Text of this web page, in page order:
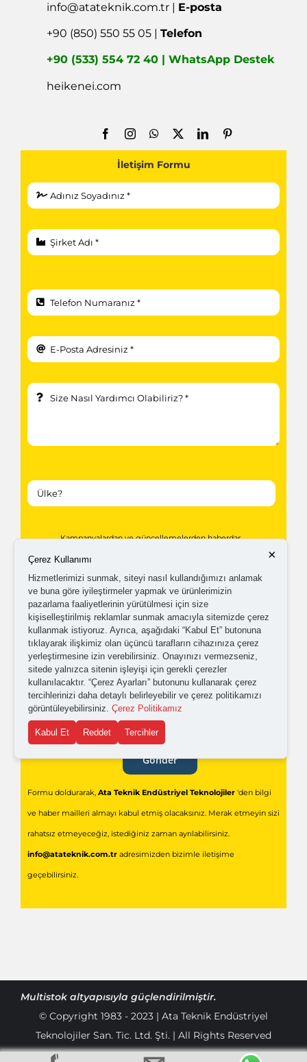
info@atateknik.com.tr | E-posta
+90 (850) 550 55 05 |Telefon
+90 (533) 554 72 40 | WhatsApp Destek
heikenei.com
İletişim Formu
Kampanyalardan ve güncellemelerden haberdar
olabilmem için tarafıma
gönderilmesini kabul ediyorum.
Kişisel verilerimin işlenmesine yönelikaydınlatma ve
açık rıza metni'ni okudum,onaylıyorum.
Gönder
Formu doldurarak, Ata Teknik Endüstriyel Teknolojiler'den bilgi
ve haber mailleri almayı kabul etmiş olacaksınız. Merak etmeyin sizi
rahatsız etmeyeceğiz, istediğiniz zaman ayrılabilirsiniz.
info@atateknik.com.tradresimizden bizimle iletişime
geçebilirsiniz.
Multistok altyapısıyla güçlendirilmiştir.
© Copyright 1983 - 2023 | Ata Teknik Endüstriyel
Teknolojiler San. Tic. Ltd. Şti. | All Rights Reserved
×
Çerez Kullanımı
Hizmetlerimizi sunmak, siteyi nasıl kullandığımızı anlamak
ve buna göre iyileştirmeler yapmak ve ürünlerimizin
pazarlama faaliyetlerinin yürütülmesi için size
kişiselleştirilmiş reklamlar sunmak amacıyla sitemizde çerez
kullanmak istiyoruz. Ayrıca, aşağıdaki “Kabul Et” butonuna
tıklayarak ilişkimiz olan üçüncü tarafların cihazınıza çerez
yerleştirmesine izin verebilirsiniz. Onayınızı vermezseniz,
sitede yalnızca sitenin işleyişi için gerekli çerezler
kullanılacaktır. “Çerez Ayarları” butonunu kullanarak çerez
tercihlerinizi daha detaylı belirleyebilir ve çerez politikamızı
görüntüleyebilirsiniz. Çerez Politikamız
Kabul Et Reddet Tercihler